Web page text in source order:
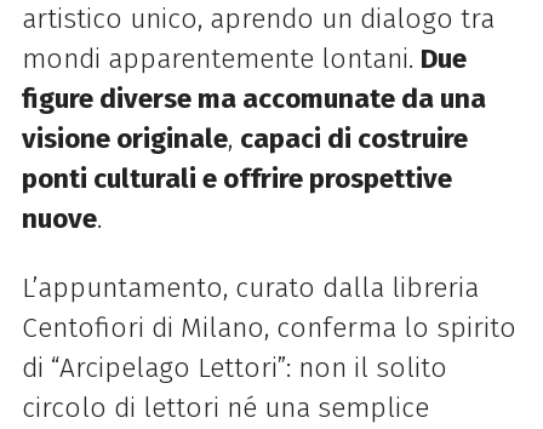
artistico unico, aprendo un dialogo tra
mondi apparentemente lontani. Due
figure diverse ma accomunate da una
visione originale, capaci di costruire
ponti culturali e offrire prospettive
nuove.
L’appuntamento, curato dalla libreria
Centofiori di Milano, conferma lo spirito
di “Arcipelago Lettori”: non il solito
circolo di lettori né una semplice